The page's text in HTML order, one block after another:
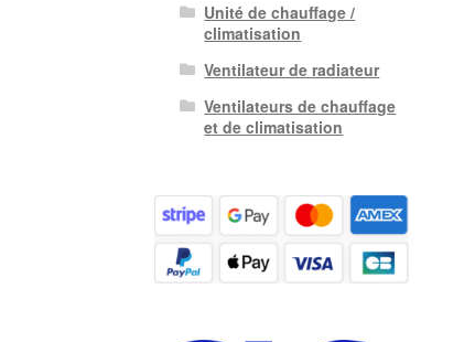
Unité de chauffage /
climatisation
Ventilateur de radiateur
Ventilateurs de chauffage
et de climatisation